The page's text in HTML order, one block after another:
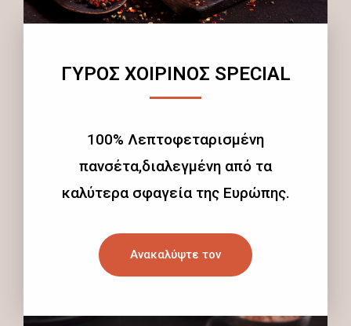
ΓΥΡΟΣ ΧΟΙΡΙΝΟΣ SPECIAL
100% Λεπτοφεταρισμένη
πανσέτα,διαλεγμένη από τα
καλύτερα σφαγεία της Ευρώπης.
Ανακαλύψτε τον